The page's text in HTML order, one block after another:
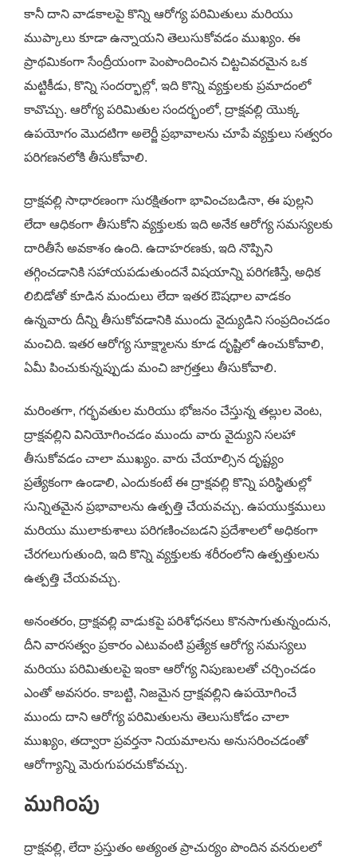
కానీ దాని వాడకాలపై కొన్ని ఆరోగ్య పరిమితులు మరియు
ముప్కాలు కూడా ఉన్నాయని తెలుసుకోవడం ముఖ్యం. ఈ
ప్రాథమికంగా సేంద్రీయంగా పెంపొందించిన చిట్టచివరమైన ఒక
మట్టికీడు, కొన్ని సందర్భాల్లో, ఇది కొన్ని వ్యక్తులకు ప్రమాదంలో
కావొచ్చు. ఆరోగ్య పరిమితుల సందర్భంలో, ద్రాక్షవల్లి యొక్క
ఉపయోగం మొదటిగా అలెర్జీ ప్రభావాలను చూపే వ్యక్తులు సత్వరం
పరిగణనలోకి తీసుకోవాలి.
ద్రాక్షవల్లి సాధారణంగా సురక్షితంగా భావించబడినా, ఈ పుల్లని
లేదా ఆధికంగా తీసుకోని వ్యక్తులకు ఇది అనేక ఆరోగ్య సమస్యలకు
దారితీసే అవకాశం ఉంది. ఉదాహరణకు, ఇది నొప్పిని
తగ్గించడానికి సహాయపడుతుందనే విషయాన్ని పరిగణిస్తే, అధిక
లిబిడోతో కూడిన మందులు లేదా ఇతర ఔషధాల వాడకం
ఉన్నవారు దీన్ని తీసుకోవడానికి ముందు వైద్యుడిని సంప్రదించడం
మంచిది. ఇతర ఆరోగ్య సూక్ష్మాలను కూడ దృష్టిలో ఉంచుకోవాలి,
ఏమీ పించుకున్నప్పుడు మంచి జాగ్రత్తలు తీసుకోవాలి.
మరింతగా, గర్భవతుల మరియు భోజనం చేస్తున్న తల్లుల వెంట,
ద్రాక్షవల్లిని వినియోగించడం ముందు వారు వైద్యుని సలహా
తీసుకోవడం చాలా ముఖ్యం. వారు చేయాల్సిన దృష్ట్యం
ప్రత్యేకంగా ఉండాలి, ఎందుకంటే ఈ ద్రాక్షవల్లి కొన్ని పరిస్థితుల్లో
సున్నితమైన ప్రభావాలను ఉత్పత్తి చేయవచ్చు. ఉపయుక్తములు
మరియు ములాకుశాలు పరిగణించబడని ప్రదేశాలలో అధికంగా
చేరగలుగుతుంది, ఇది కొన్ని వ్యక్తులకు శరీరంలోని ఉత్పత్తులను
ఉత్పత్తి చేయవచ్చు.
అనంతరం, ద్రాక్షవల్లి వాడుకపై పరిశోధనలు కొనసాగుతున్నందున,
దీని వారసత్వం ప్రకారం ఎటువంటి ప్రత్యేక ఆరోగ్య సమస్యలు
మరియు పరిమితులపై ఇంకా ఆరోగ్య నిపుణులతో చర్చించడం
ఎంతో అవసరం. కాబట్టి, నిజమైన ద్రాక్షవల్లిని ఉపయోగించే
ముందు దాని ఆరోగ్య పరిమితులను తెలుసుకోడం చాలా
ముఖ్యం, తద్వారా ప్రవర్తనా నియమాలను అనుసరించడంతో
ఆరోగ్యాన్ని మెరుగుపరచుకోవచ్చు.
ముగింపు
ద్రాక్షవల్లి, లేదా ప్రస్తుతం అత్యంత ప్రాచుర్యం పొందిన వనరులలో